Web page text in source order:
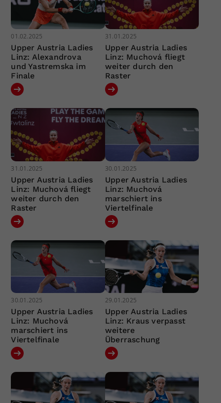
01.02.2025
Upper Austria Ladies
Linz: Alexandrova
und Yastremska im
Finale
31.01.2025
Upper Austria Ladies
Linz: Muchová fliegt
weiter durch den
Raster
31.01.2025
Upper Austria Ladies
Linz: Muchová fliegt
weiter durch den
Raster
30.01.2025
Upper Austria Ladies
Linz: Muchová
marschiert ins
Viertelfinale
30.01.2025
Upper Austria Ladies
Linz: Muchová
marschiert ins
Viertelfinale
29.01.2025
Upper Austria Ladies
Linz: Kraus verpasst
weitere
Überraschung